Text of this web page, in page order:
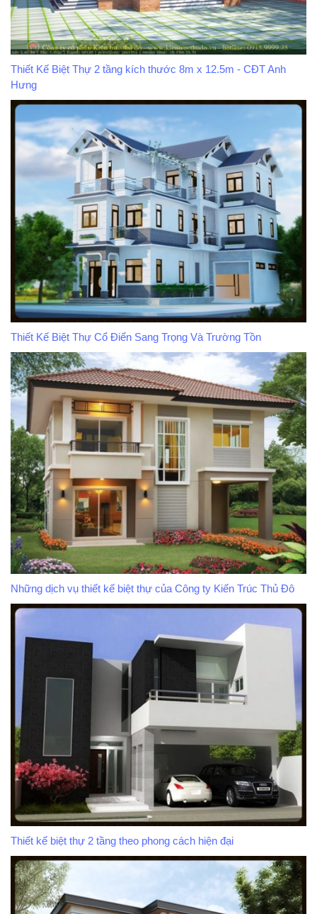
Thiết Kế Biệt Thự 2 tầng kích thước 8m x 12.5m - CĐT Anh
Hưng
Thiết Kế Biệt Thự Cổ Điển Sang Trọng Và Trường Tồn
Những dịch vụ thiết kế biệt thự của Công ty Kiến Trúc Thủ Đô
Thiết kế biệt thự 2 tầng theo phong cách hiện đại